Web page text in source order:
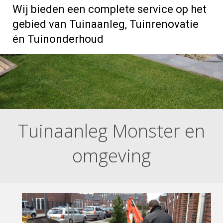
Wij bieden een complete service op het
gebied van Tuinaanleg, Tuinrenovatie
én Tuinonderhoud
Tuinaanleg Monster en
omgeving